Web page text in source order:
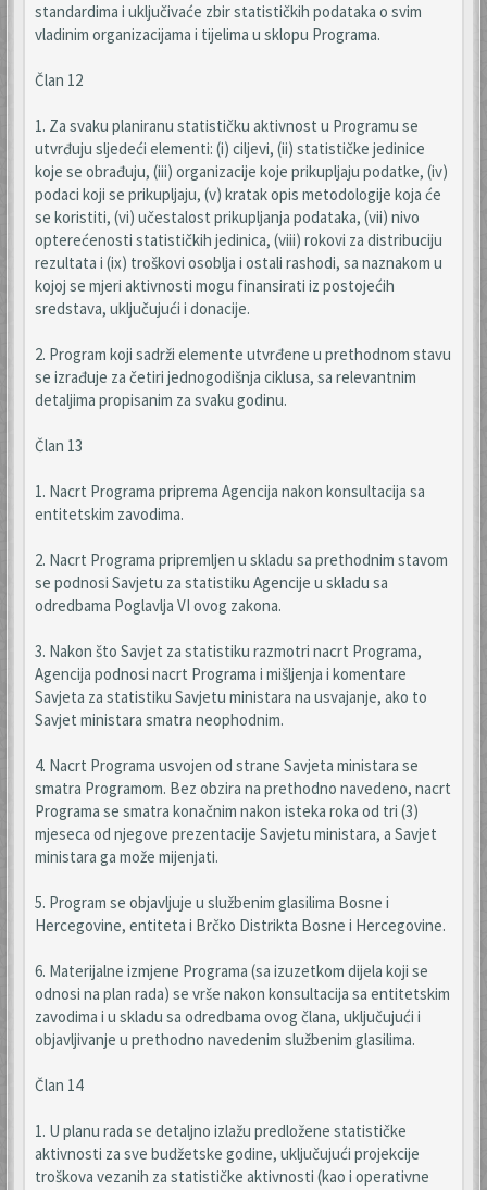
standardima i uključivaće zbir statističkih podataka o svim
vladinim organizacijama i tijelima u sklopu Programa.
Član 12
1. Za svaku planiranu statističku aktivnost u Programu se
utvrđuju sljedeći elementi: (i) ciljevi, (ii) statističke jedinice
koje se obrađuju, (iii) organizacije koje prikupljaju podatke, (iv)
podaci koji se prikupljaju, (v) kratak opis metodologije koja će
se koristiti, (vi) učestalost prikupljanja podataka, (vii) nivo
opterećenosti statističkih jedinica, (viii) rokovi za distribuciju
rezultata i (ix) troškovi osoblja i ostali rashodi, sa naznakom u
kojoj se mjeri aktivnosti mogu finansirati iz postojećih
sredstava, uključujući i donacije.
2. Program koji sadrži elemente utvrđene u prethodnom stavu
se izrađuje za četiri jednogodišnja ciklusa, sa relevantnim
detaljima propisanim za svaku godinu.
Član 13
1. Nacrt Programa priprema Agencija nakon konsultacija sa
entitetskim zavodima.
2. Nacrt Programa pripremljen u skladu sa prethodnim stavom
se podnosi Savjetu za statistiku Agencije u skladu sa
odredbama Poglavlja VI ovog zakona.
3. Nakon što Savjet za statistiku razmotri nacrt Programa,
Agencija podnosi nacrt Programa i mišljenja i komentare
Savjeta za statistiku Savjetu ministara na usvajanje, ako to
Savjet ministara smatra neophodnim.
4. Nacrt Programa usvojen od strane Savjeta ministara se
smatra Programom. Bez obzira na prethodno navedeno, nacrt
Programa se smatra konačnim nakon isteka roka od tri (3)
mjeseca od njegove prezentacije Savjetu ministara, a Savjet
ministara ga može mijenjati.
5. Program se objavljuje u službenim glasilima Bosne i
Hercegovine, entiteta i Brčko Distrikta Bosne i Hercegovine.
6. Materijalne izmjene Programa (sa izuzetkom dijela koji se
odnosi na plan rada) se vrše nakon konsultacija sa entitetskim
zavodima i u skladu sa odredbama ovog člana, uključujući i
objavljivanje u prethodno navedenim službenim glasilima.
Član 14
1. U planu rada se detaljno izlažu predložene statističke
aktivnosti za sve budžetske godine, uključujući projekcije
troškova vezanih za statističke aktivnosti (kao i operativne